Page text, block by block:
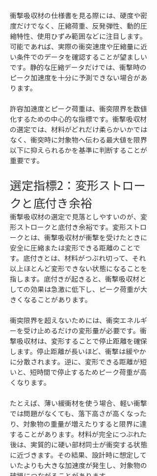
衝撃吸収材の仕様書を見る際には、硬度や密
度だけでなく、圧縮荷重、反発弾性、動的圧
縮特性、使用ひずみ範囲などに注目します。
可能であれば、実際の衝突速度や圧縮量に近
い条件でのデータを確認することが望ましい
です。静的な圧縮データだけでは、衝撃時の
ピーク加速度を十分に予測できない場合があ
ります。
許容加速度とピーク荷重は、衝突限界を数値
化するための中心的な指標です。衝撃吸収材
の選定では、材料がどれだけ柔らかいかでは
なく、衝突時に対象物へ伝わる最大値を限界
以下に抑えられるかを基準に判断することが
重要です。
選定指標2：変形ストロー
クと底付き余裕
衝撃吸収材の選定で見落としやすいのが、変
形ストロークと底付き余裕です。変形ストロ
ークとは、衝撃吸収材が衝撃を受けたときに
安全に圧縮または変形できる距離のことで
す。底付きとは、材料がつぶれ切って、それ
以上ほとんど変形できない状態になることを
指します。底付きが起きると、衝撃吸収材と
しての効果は急激に低下し、ピーク荷重が大
きくなることがあります。
衝突限界を超えないためには、衝突エネルギ
ーを受け止めるだけの変形量が必要です。衝
撃吸収材は、変形することで停止距離を確保
します。停止距離が長いほど、衝撃は緩やか
に分散されます。逆に、変形できる距離が短
いと、短時間で停止するためピーク荷重が高
くなります。
たとえば、薄い緩衝材を使う場合、軽い衝撃
では問題がなくても、落下高さが高くなった
り、対象物の重量が増えたりすると限界に達
することがあります。材料が完全につぶれた
後は、実質的に硬い部材同士が衝突する状態
に近づきます。その結果、設計時に想定して
いたよりも大きな加速度が発生し、対象物の